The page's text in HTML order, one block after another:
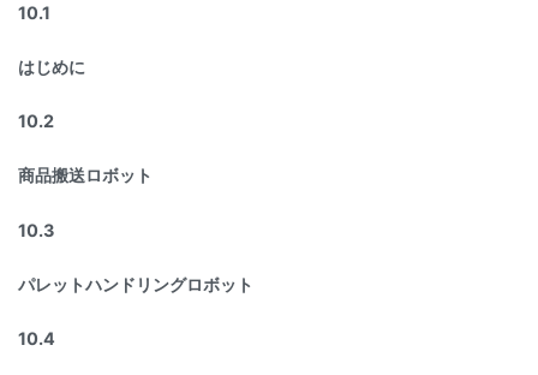
10.1
はじめに
10.2
商品搬送ロボット
10.3
パレットハンドリングロボット
10.4